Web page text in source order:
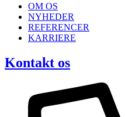
OM OS
NYHEDER
REFERENCER
KARRIERE
Kontakt os